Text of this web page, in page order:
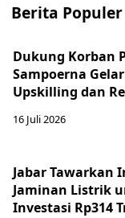
Berita Populer
Dukung Korban
Sampoerna
Upskilling dan
16 Juli 2026
Jabar Tawarkan
Jaminan Listrik
Investasi Rp314